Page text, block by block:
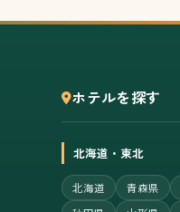
ホテルを探す
北海道・東北
北海道 青森県